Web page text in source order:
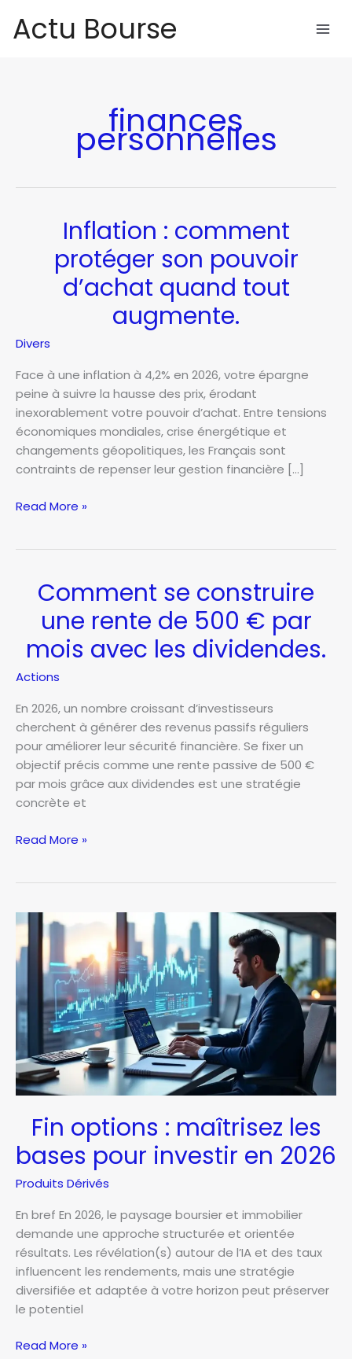
Actu Bourse
finances
personnelles
Inflation : comment
protéger son pouvoir
d’achat quand tout
augmente.
Divers
Face à une inflation à 4,2% en 2026, votre épargne
peine à suivre la hausse des prix, érodant
inexorablement votre pouvoir d’achat. Entre tensions
économiques mondiales, crise énergétique et
changements géopolitiques, les Français sont
contraints de repenser leur gestion financière […]
Inflation
pouvoir
d’achat
tout
augmente.
Read More »
Comment se construire
une rente de 500 € par
mois avec les dividendes.
Actions
En 2026, un nombre croissant d’investisseurs
cherchent à générer des revenus passifs réguliers
pour améliorer leur sécurité financière. Se fixer un
objectif précis comme une rente passive de 500 €
par mois grâce aux dividendes est une stratégie
concrète et
Comment
rente
500
€
par
mois
avec
dividendes.
Read More »
Fin options : maîtrisez les
bases pour investir en 2026
Produits Dérivés
En bref En 2026, le paysage boursier et immobilier
demande une approche structurée et orientée
résultats. Les révélation(s) autour de l’IA et des taux
influencent les rendements, mais une stratégie
diversifiée et adaptée à votre horizon peut préserver
le potentiel
Fin
Read More »